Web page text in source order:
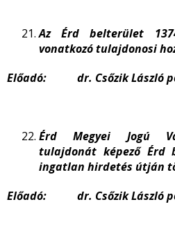
Az Érd belterület
vonatkozó tulajdonosi
Előadó: dr. Csőzik László
Érd Megyei Jogú
tulajdonát képező Érd
ingatlan hirdetés útján
Előadó: dr. Csőzik László